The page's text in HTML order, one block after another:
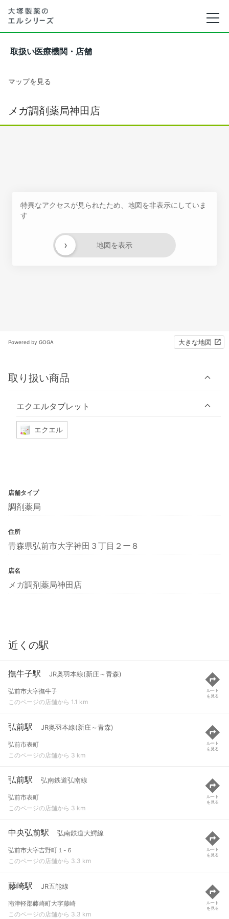
取扱い医療機関・店舗
マップを見る
メガ調剤薬局神田店
特異なアクセスが見られたため、地図を非表示にしていま
す
地図を表示
›
Powered by GOGA 大きな地図
取り扱い商品
エクエルタブレット
エクエル
店舗タイプ
調剤薬局
住所
青森県弘前市大字神田３丁目２ー８
店名
メガ調剤薬局神田店
近くの駅
撫牛子駅 JR奥羽本線(新庄～青森)
弘前市大字撫牛子
このページの店舗から 1.1 km
ルート
を見る
弘前駅 JR奥羽本線(新庄～青森)
弘前市表町
このページの店舗から 3 km
ルート
を見る
弘前駅 弘南鉄道弘南線
弘前市表町
このページの店舗から 3 km
ルート
を見る
中央弘前駅 弘南鉄道大鰐線
弘前市大字吉野町１-６
このページの店舗から 3.3 km
ルート
を見る
藤崎駅 JR五能線
南津軽郡藤崎町大字藤崎
このページの店舗から 3.3 km
ルート
を見る